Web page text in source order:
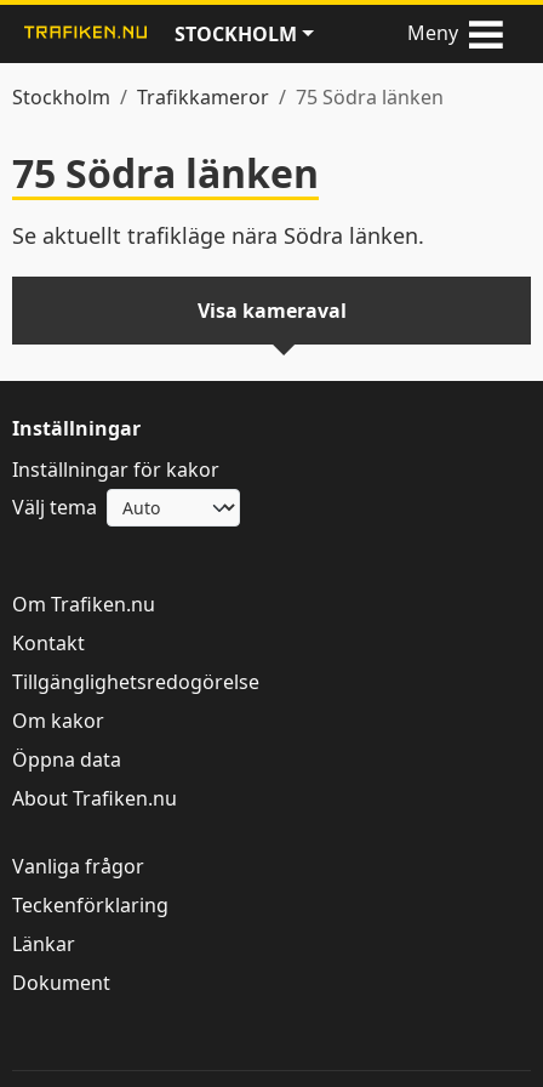
Denna webbplats
Trafiken.nu använder kakor för att ge dig en
inställningar på
Visa detaljer
STOCKHOLM Meny
Stockholm Trafikkameror 75 Södra länken
75 Södra länken
Se aktuellt trafikläge nära Södra länken.
Visa kameraval
Om Trafiken.nu
Kontakt
Tillgänglighetsredogörelse
Om kakor
Öppna data
About Trafiken.nu
Vanliga frågor
Teckenförklaring
Länkar
Dokument
Inställningar
Inställningar för kakor
Välj tema